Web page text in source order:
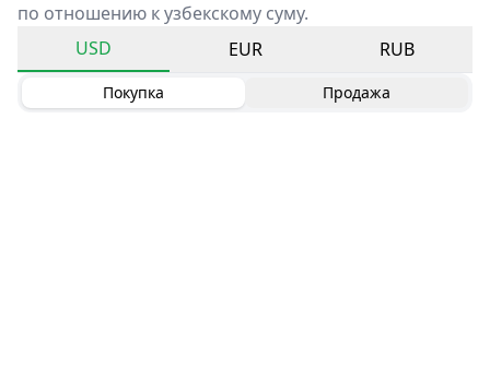
по отношению к узбекскому суму.
USD
EUR RUB
Покупка Продажа